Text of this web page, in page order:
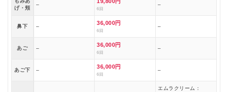
げ・頬
–
6回
–
鼻下 –
36,000円
6回
–
あご –
36,000円
6回
–
あご下 –
36,000円
6回
–
エムラクリーム：